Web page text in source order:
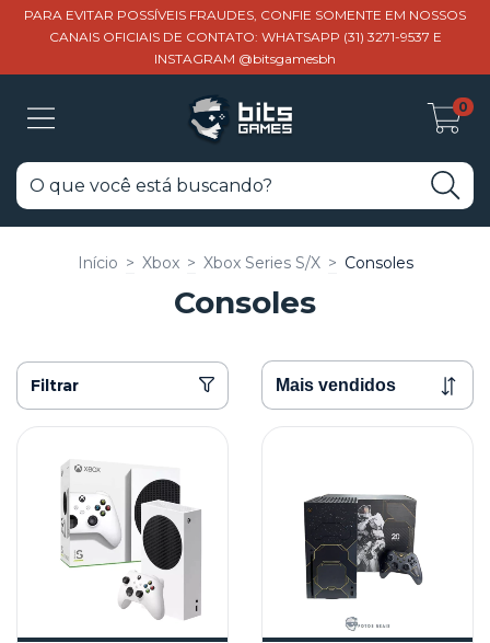
PARA EVITAR POSSÍVEIS FRAUDES, CONFIE SOMENTE EM NOSSOS
CANAIS OFICIAIS DE CONTATO: WHATSAPP (31) 3271-9537 E
INSTAGRAM @bitsgamesbh
0
Início > Xbox > Xbox Series S/X > Consoles
Consoles
Filtrar